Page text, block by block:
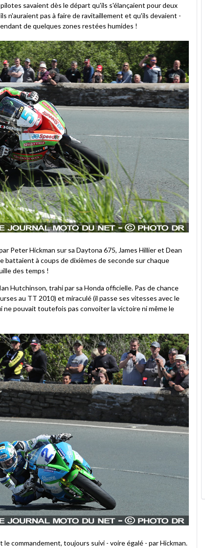
savaient dès le départ qu'ils s'élançaient pour deux
n'auraient pas à faire de ravitaillement et qu'ils devaient -
de quelques zones restées humides !
Peter Hickman sur sa Daytona 675, James Hillier et Dean
battaient à coups de dixièmes de seconde sur chaque
des temps !
Hutchinson, trahi par sa Honda officielle. Pas de chance
au TT 2010) et miraculé (il passe ses vitesses avec le
pouvait toutefois pas convoiter la victoire ni même le
commandement, toujours suivi - voire égalé - par Hickman.